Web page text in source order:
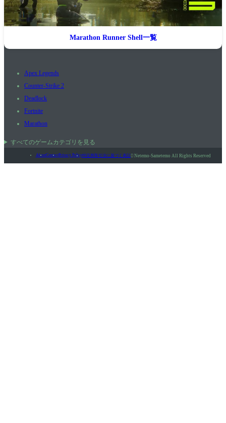
Marathon Runner Shell一覧
Apex Legends
Counter-Strike 2
Deadlock
Fortnite
Marathon
すべてのゲームカテゴリを見る
AboutContactPrivacy Policy特定商取引法に基づく表記 Netemo-Sametemo All Rights Reserved